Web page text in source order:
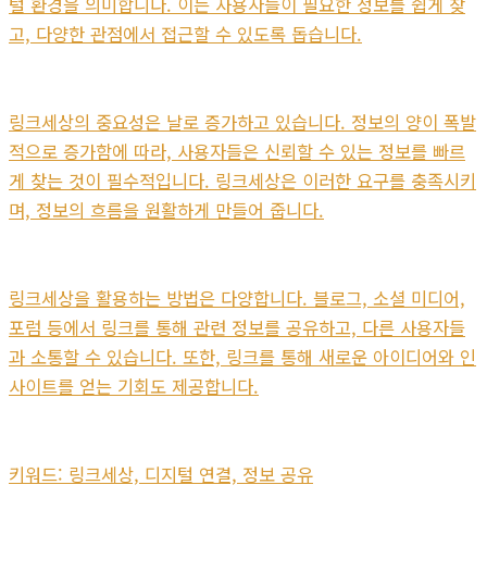
고, 다양한 관점에서 접근할 수 있도록 돕습니다.
링크세상의 중요성은 날로 증가하고 있습니다. 정보의 양이 폭발
적으로 증가함에 따라, 사용자들은 신뢰할 수 있는 정보를 빠르
게 찾는 것이 필수적입니다. 링크세상은 이러한 요구를 충족시키
며, 정보의 흐름을 원활하게 만들어 줍니다.
링크세상을 활용하는 방법은 다양합니다. 블로그, 소셜 미디어,
포럼 등에서 링크를 통해 관련 정보를 공유하고, 다른 사용자들
과 소통할 수 있습니다. 또한, 링크를 통해 새로운 아이디어와 인
사이트를 얻는 기회도 제공합니다.
키워드: 링크세상, 디지털 연결, 정보 공유